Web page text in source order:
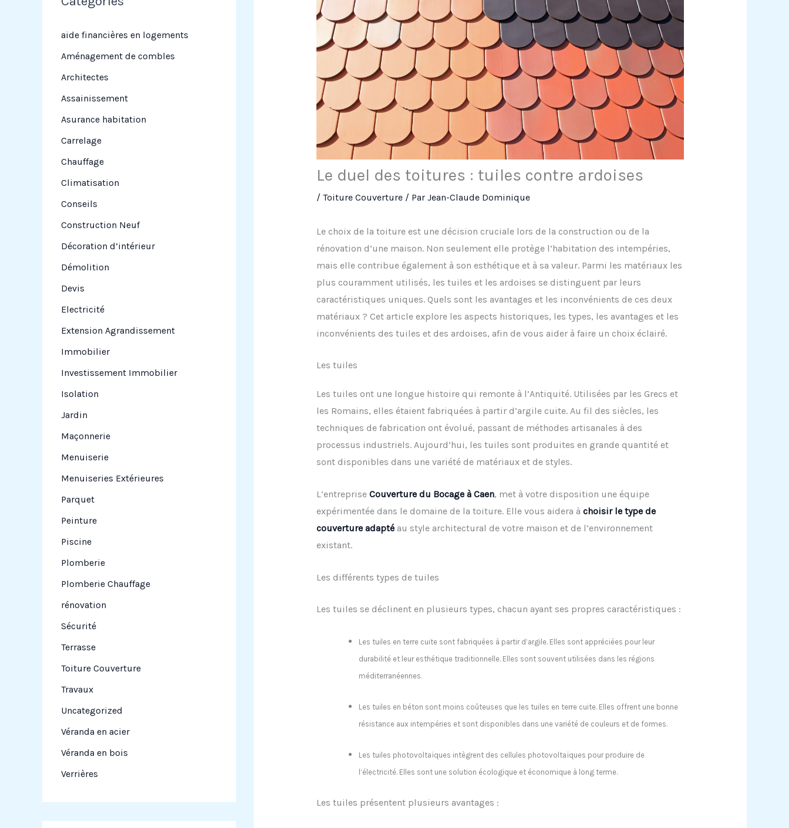
r
r
:
aide financières en logements
Aménagement de combles
Architectes
Assainissement
Asurance habitation
Carrelage
Chauffage
Climatisation
Conseils
Construction Neuf
Décoration d’intérieur
Démolition
Devis
Electricité
Extension Agrandissement
Immobilier
Investissement Immobilier
Isolation
Jardin
Maçonnerie
Menuiserie
Menuiseries Extérieures
Parquet
Peinture
Piscine
Plomberie
Plomberie Chauffage
rénovation
Sécurité
Terrasse
Toiture Couverture
Travaux
Uncategorized
Véranda en acier
Véranda en bois
Verrières
Le duel des toitures : tuiles contre ardoises
/ Toiture Couverture/ Par Jean-Claude Dominique
Le choix de la toiture est une décision cruciale lors de la construction ou de la
rénovation d’une maison. Non seulement elle protège l’habitation des intempéries,
mais elle contribue également à son esthétique et à sa valeur. Parmi les matériaux les
plus couramment utilisés, les tuiles et les ardoises se distinguent par leurs
caractéristiques uniques. Quels sont les avantages et les inconvénients de ces deux
matériaux ? Cet article explore les aspects historiques, les types, les avantages et les
inconvénients des tuiles et des ardoises, afin de vous aider à faire un choix éclairé.
Les tuiles
Les tuiles ont une longue histoire qui remonte à l’Antiquité. Utilisées par les Grecs et
les Romains, elles étaient fabriquées à partir d’argile cuite. Au fil des siècles, les
techniques de fabrication ont évolué, passant de méthodes artisanales à des
processus industriels. Aujourd’hui, les tuiles sont produites en grande quantité et
sont disponibles dans une variété de matériaux et de styles.
L’entreprise Couverture du Bocage à Caen, met à votre disposition une équipe
expérimentée dans le domaine de la toiture. Elle vous aidera à choisir letype de
couverture adaptéau style architectural de votre maison et de l’environnement
existant.
Les différents types de tuiles
Les tuiles se déclinent en plusieurs types, chacun ayant ses propres caractéristiques :
Les tuiles en terre cuite sont fabriquées à partir d’argile. Elles sont appréciées pour leur
durabilité et leur esthétique traditionnelle. Elles sont souvent utilisées dans les régions
méditerranéennes.
Les tuiles en béton sont moins coûteuses que les tuiles en terre cuite. Elles offrent une bonne
résistance aux intempéries et sont disponibles dans une variété de couleurs et de formes.
Les tuiles photovoltaïques intègrent des cellules photovoltaïques pour produire de
l’électricité. Elles sont une solution écologique et économique à long terme.
Les tuiles présentent plusieurs avantages :